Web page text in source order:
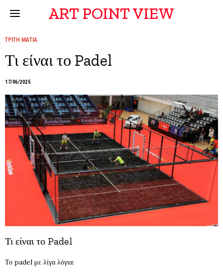
ART POINT VIEW
ΤΡΙΤΗ ΜΑΤΙΑ
Τι είναι το Padel
17/06/2025
Τι είναι το Padel
Το padel με λίγα λόγια: